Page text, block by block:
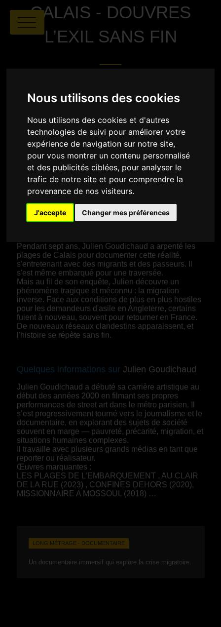
Nous utilisons des cookies
Nous utilisons des cookies et d'autres
technologies de suivi pour améliorer votre
expérience de navigation sur notre site,
pour vous montrer un contenu personnalisé
et des publicités ciblées, pour analyser le
trafic de notre site et pour comprendre la
provenance de nos visiteurs.
J'accepte Changer mes préférences
CALAIS - DOUVRES
L’EXIL SANS FIN
Julien Goudichaud | 00:50 |
France
SYNOPSIS
Chaque année, des milliers de personnes risquent
depuis Calais à bord d’embarcations de fortune. Des
femmes, des hommes et des enfants originaires de
Pendant sept ans, Julien Goudichaud a arpenté les
plages de Calais pour documenter cette réalité,
s'entretenant avec des migrants et des passeurs. Il
s'est même embarqué pour une traversée.
Mais au fil de son enquête, Julien découvre un
phénomène tragique et méconnu : la migration
inverse. Face aux conditions de plus en plus hostiles
pour les demandeurs d'asile en Angleterre, certains
fuient à nouveau, souvent pour retourner en France.
De nouveaux réseaux clandestins apparaissent, et
l'histoire se répète sans fin.
Quelques informations sur Julien Goudichaud
Julien Goudichaud a débuté sa carrière artistique au
début des années 2000 en filmant ses propres
performances de street art dans le métro parisien. Il
s’est progressivement tourné vers le journalisme et le
documentaire, en explorant des sujets de société
souvent en marge — pauvreté, précarité, migration, et
situations humaines complexes.
Il travaille avec plusieurs grands médias en tant que
reporter ou réalisateur.
Œuvres marquantes :
LES PLAGES DE L’EMBARQUEMENT , AU CLAIR
DE LA RUE (2023) , CONFINES DEHORS (2020),
MISSIONNAIRE A MOSSOUL (2018) …
LONG MÉTRAGE - DOCUMENTAIRE
Un documentaire immersif qui explore la crise migratoire.